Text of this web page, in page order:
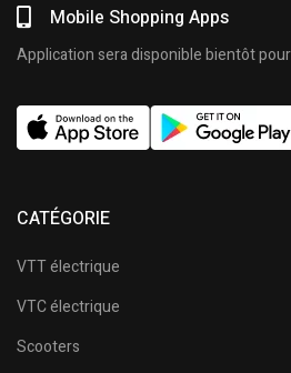
Mobile Shopping Apps
Application sera disponible bientôt
CATÉGORIE
VTT électrique
VTC électrique
Scooters